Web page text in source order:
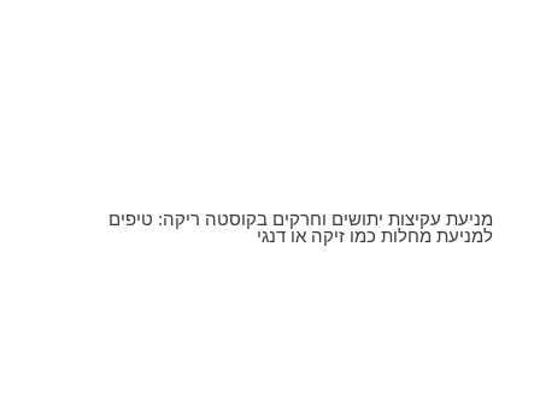
מניעת עקיצות יתושים וחרקים בקוסטה ריקה: טיפים
למניעת מחלות כמו זיקה או דנגי